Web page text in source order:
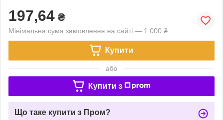
197,64 ₴
Мінімальна сума замовлення на сайті — 1 000 ₴
Купити
або
Купити з
Що таке купити з Пром?